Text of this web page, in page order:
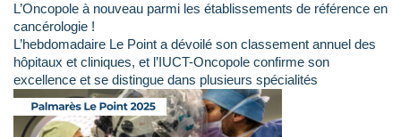
L’Oncopole à nouveau parmi les établissements de référence en
cancérologie !
L’hebdomadaire Le Point a dévoilé son classement annuel des
hôpitaux et cliniques, et l’IUCT-Oncopole confirme son
excellence et se distingue dans plusieurs spécialités